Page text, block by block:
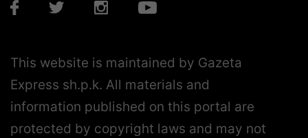
This website is maintained by Gazeta
Express sh.p.k. All materials and
information published on this portal are
protected by copyright laws and may not